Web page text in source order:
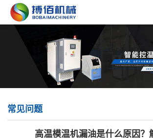
常见问题
高温模温机漏油是什么原因？